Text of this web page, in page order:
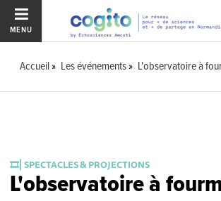
MENU
Accueil Les événements L'observatoire à
🎞️⎜SPECTACLES & PROJECTIONS
L'observatoire à